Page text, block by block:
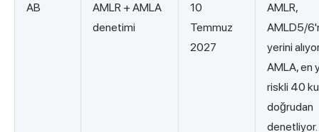
AB
AMLR + AMLA
denetimi
10
Temmuz
2027
AMLR,
AMLD5/
yerini
AMLA, en
riskli 40
doğrudan
denetliyor.